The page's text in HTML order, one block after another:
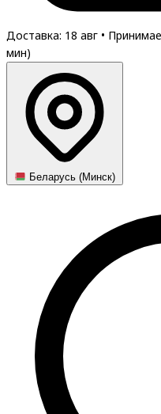
Доставка: 18 авг •
мин)
Беларусь (Минск)